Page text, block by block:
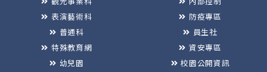
表演藝術科
普通科
特殊教育網
幼兒園
防疫專區
員生社
資安專區
校園公開資訊